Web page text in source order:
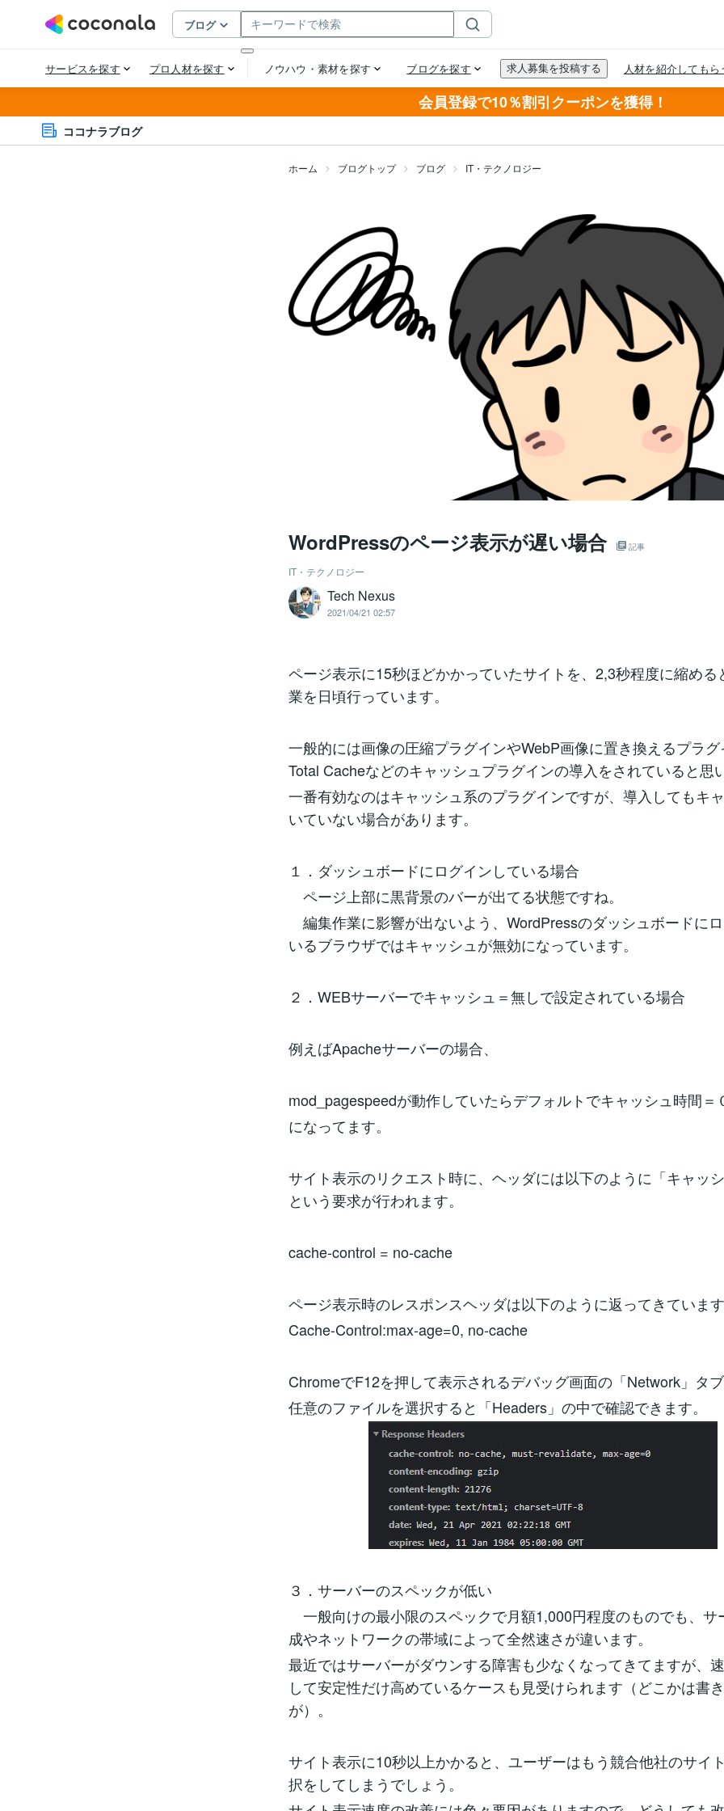
会員登録で10％割引クーポンを獲得！
ココナラブログ
ホーム ブログトップ ブログ IT・テクノロジー
WordPressのページ表示が遅い場合 記事
IT・テクノロジー
Tech Nexus
2021/04/21 02:57
ページ表示に15秒ほどかかっていたサイトを、2,3秒程度に縮める
業を日頃行っています。
一般的には画像の圧縮プラグインやWebP画像に置き換えるプラ
Total Cacheなどのキャッシュプラグインの導入をされていると思
一番有効なのはキャッシュ系のプラグインですが、導入してもキ
いていない場合があります。
１．ダッシュボードにログインしている場合
ページ上部に黒背景のバーが出てる状態ですね。
編集作業に影響が出ないよう、WordPressのダッシュボードに
いるブラウザではキャッシュが無効になっています。
２．WEBサーバーでキャッシュ＝無しで設定されている場合
例えばApacheサーバーの場合、
mod_pagespeedが動作していたらデフォルトでキャッシュ時間＝
になってます。
サイト表示のリクエスト時に、ヘッダには以下のように「キャッシ
という要求が行われます。
cache-control = no-cache
ページ表示時のレスポンスヘッダは以下のように返ってきています
Cache-Control:max-age=0, no-cache
ChromeでF12を押して表示されるデバッグ画面の「Network」タブ
任意のファイルを選択すると「Headers」の中で確認できます。
３．サーバーのスペックが低い
一般向けの最小限のスペックで月額1,000円程度のものでも、サ
成やネットワークの帯域によって全然速さが違います。
最近ではサーバーがダウンする障害も少なくなってきてますが、
して安定性だけ高めているケースも見受けられます（どこかは書
が）。
サイト表示に10秒以上かかると、ユーザーはもう競合他社のサイ
択をしてしまうでしょう。